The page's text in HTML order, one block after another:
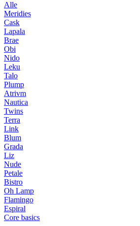
Alle
Meridies
Cask
Lapala
Brae
Obi
Nido
Leku
Talo
Plump
Atrivm
Nautica
Twins
Terra
Link
Blum
Grada
Liz
Nude
Petale
Bistro
Oh Lamp
Flamingo
Espiral
Core basics